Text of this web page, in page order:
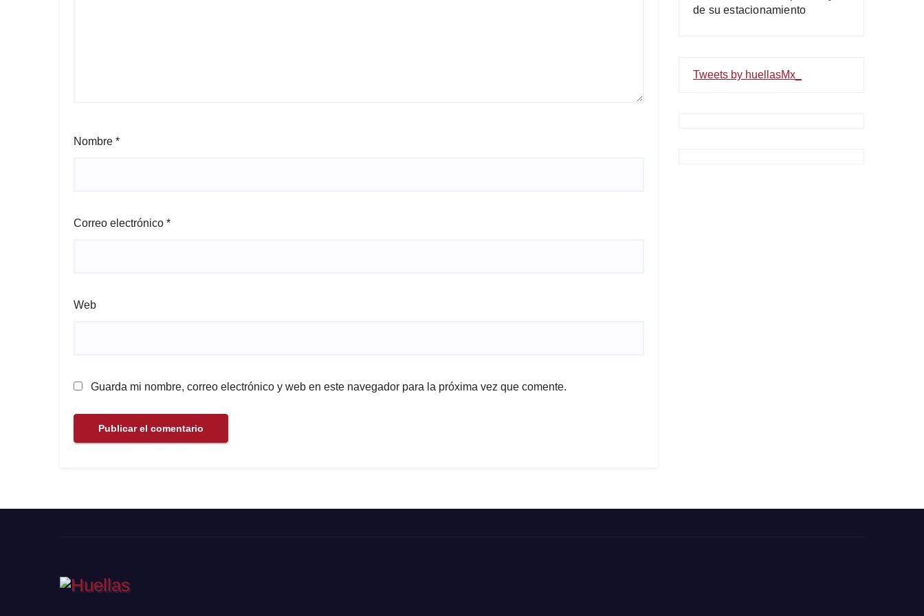
Nombre *
Correo electrónico *
Web
Guarda mi nombre, correo electrónico y web en este navegador para la próxima vez que comente.
de su estacionamiento
Tweets by huellasMx_